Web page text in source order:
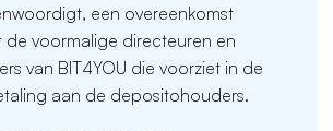
een overeenkomst
de voormalige directeuren en
van BIT4YOU die voorziet in de
aan de depositohouders.